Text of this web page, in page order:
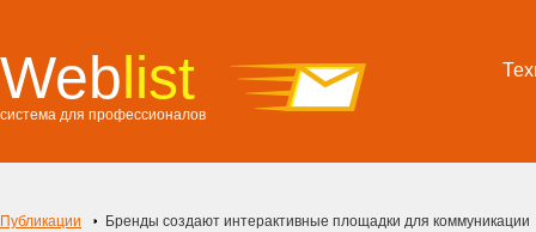
Weblist
система для профессионалов
Публикации Бренды создают интерактивные площадки для коммуникации